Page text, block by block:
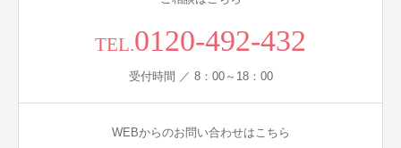
TEL.0120-492-432
受付時間 ／ 8：00～18：00
WEBからのお問い合わせはこちら